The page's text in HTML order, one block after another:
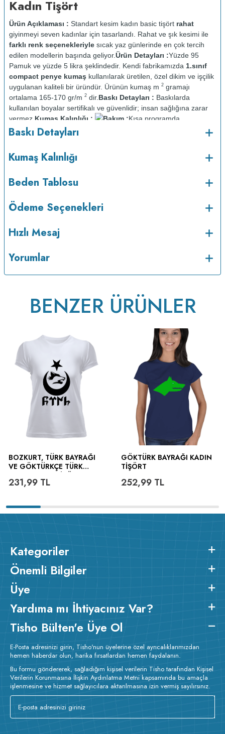
Kadın Tişört
Ürün Açıklaması : Standart kesim kadın basic tişört rahat
giyinmeyi seven kadınlar için tasarlandı. Rahat ve şık kesimi ile
farklı renk seçenekleriyle sıcak yaz günlerinde en çok tercih
edilen modellerin başında geliyor.Ürün Detayları :Yüzde 95
Pamuk ve yüzde 5 likra şeklindedir. Kendi fabrikamızda 1.sınıf
compact penye kumaş kullanılarak üretilen, özel dikim ve işçilik
uygulanan kaliteli bir üründür. Ürünün kumaş m 2 gramajı
ortalama 165-170 gr/m 2 dir. Baskı Detayları : Baskılarda
kullanılan boyalar sertifikalı ve güvenlidir; insan sağlığına zarar
vermez. Kumaş Kalınlığı : Bakım :Kısa programda
maksimum 30 C sıcaklıkta ve tersten yıkanır.
Kurutma makinesinde kurutulmaz. Orta ısıda ve tersten
Baskı Detayları
Kumaş Kalınlığı
Beden Tablosu
Ödeme Seçenekleri
Hızlı Mesaj
Yorumlar
BENZER ÜRÜNLER
BOZKURT, TÜRK BAYRAĞI
VE GÖKTÜRKÇE TÜRK
231,99 TL
GÖKTÜRK BAYRAĞI KADIN
TIŞÖRT
252,99TL
Kategoriler
Önemli Bilgiler
Üye
Yardıma mı İhtiyacınız Var?
Tisho Bülten'e Üye Ol
E-Posta adresinizi girin, Tisho'nun üyelerine özel ayrıcalıklarımızdan
hemen haberdar olun, harika fırsatlardan hemen faydalanın.
Bu formu göndererek, sağladığım kişisel verilerin Tisho tarafından Kişisel
Verilerin Korunmasına İlişkin Aydınlatma Metni kapsamında bu amaçla
işlenmesine ve hizmet sağlayıcılara aktarılmasına izin vermiş sayılırsınız.